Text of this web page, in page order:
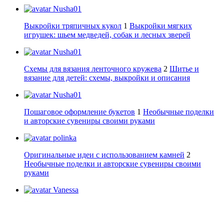
Nusha01
Выкройки тряпичных кукол 1 Выкройки мягких
игрушек: шьем медведей, собак и лесных зверей
Nusha01
Схемы для вязания ленточного кружева 2 Шитье и
вязание для детей: схемы, выкройки и описания
Nusha01
Пошаговое оформление букетов 1 Необычные поделки
и авторские сувениры своими руками
polinka
Оригинальные идеи с использованием камней 2
Необычные поделки и авторские сувениры своими
руками
Vanessa